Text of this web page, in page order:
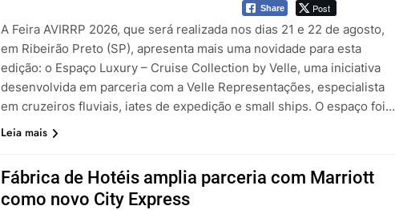
Share Post
A Feira AVIRRP 2026, que será realizada nos dias 21 e 22 de agosto,
em Ribeirão Preto (SP), apresenta mais uma novidade para esta
edição: o Espaço Luxury – Cruise Collection by Velle, uma iniciativa
desenvolvida em parceria com a Velle Representações, especialista
em cruzeiros fluviais, iates de expedição e small ships. O espaço foi…
Leia mais
Fábrica de Hotéis amplia parceria com Marriott
como novo City Express